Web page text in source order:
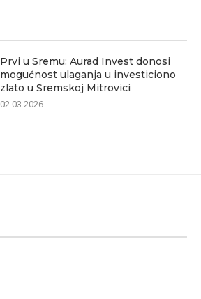
Prvi u Sremu: Aurad Invest donosi
mogućnost ulaganja u investiciono
zlato u Sremskoj Mitrovici
02.03.2026.